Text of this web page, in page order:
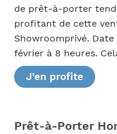
de prêt-à-porter
profitant de cette
Showroomprivé.
février à 8 heures.
J’en profite
Prêt-à-Porter